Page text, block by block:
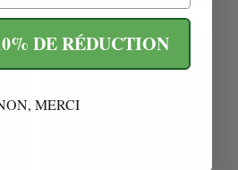
DE RÉDUCTION
MERCI